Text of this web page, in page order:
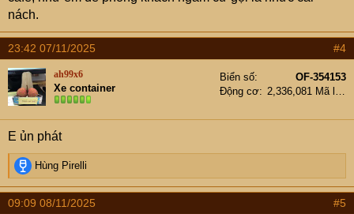
nách.
23:42 07/11/2025 #4
ah99x6
Xe container
Biển số
OF-354153
Động cơ
E ủn phát
R
e
a
c
Hùng Pirelli
09:09 08/11/2025 #5